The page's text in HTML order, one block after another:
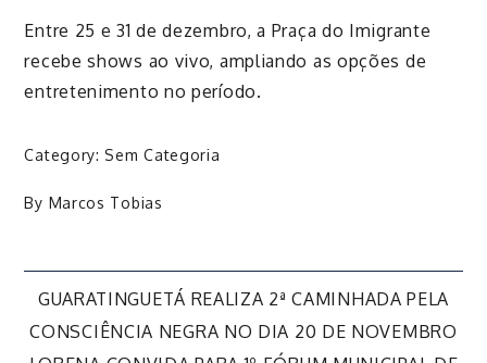
Entre 25 e 31 de dezembro, a Praça do Imigrante
recebe shows ao vivo, ampliando as opções de
entretenimento no período.
Category: Sem Categoria
By Marcos Tobias
Navegação
GUARATINGUETÁ REALIZA 2ª CAMINHADA PELA
CONSCIÊNCIA NEGRA NO DIA 20 DE NOVEMBRO